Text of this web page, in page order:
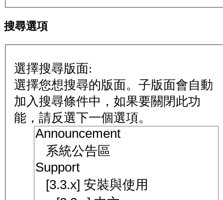
搜尋選項
選擇搜尋版面:
選擇您想搜尋的版面。子版面會自動
加入搜尋條件中，如果要關閉此功
能，請反選下一個選項。